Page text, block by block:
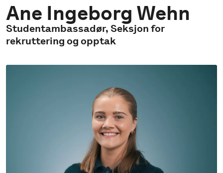
Ane Ingeborg Wehn
Studentambassadør, Seksjon for
rekruttering og opptak